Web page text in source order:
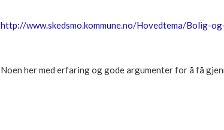
http://www.skedsmo.kommune.no/Hovedtema/Bolig-
Noen her med erfaring og gode argumenter for å få